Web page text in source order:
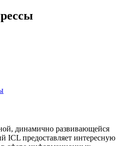
динамично развивающейся
ICL предоставляет интересную